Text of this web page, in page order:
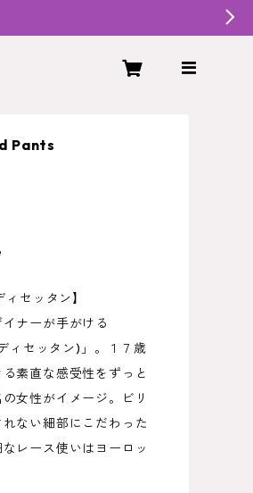
Pants
セッタン】
ナーが手がける
セッタン)」。１７歳
素直な感受性をずっと
女性がイメージ。ビリ
ない細部にこだわった
レース使いはヨーロッ